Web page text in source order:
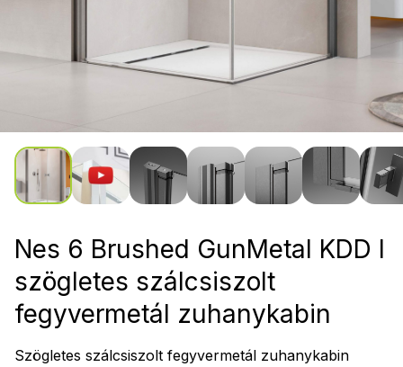
Nes 6 Brushed GunMetal KDD I
szögletes szálcsiszolt
fegyvermetál zuhanykabin
Szögletes szálcsiszolt fegyvermetál zuhanykabin